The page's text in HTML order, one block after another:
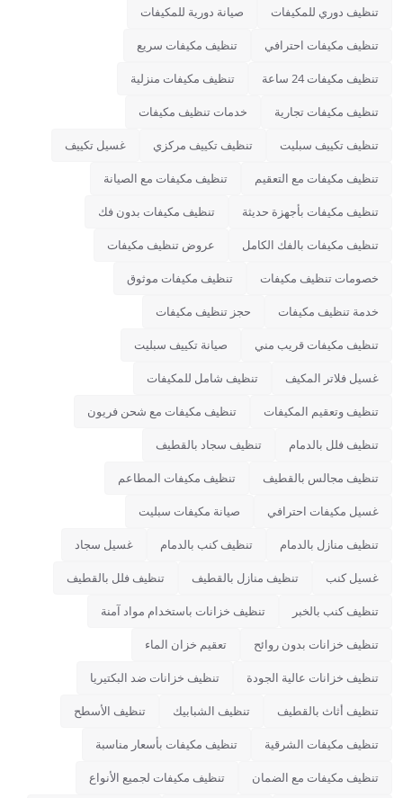
تنظيف دوري للمكيفات صيانة دورية للمكيفات
تنظيف مكيفات احترافي تنظيف مكيفات سريع
تنظيف مكيفات 24 ساعة تنظيف مكيفات منزلية
تنظيف مكيفات تجارية خدمات تنظيف مكيفات
تنظيف تكييف سبليت تنظيف تكييف مركزي غسيل تكييف
تنظيف مكيفات مع التعقيم تنظيف مكيفات مع الصيانة
تنظيف مكيفات بأجهزة حديثة تنظيف مكيفات بدون فك
تنظيف مكيفات بالفك الكامل عروض تنظيف مكيفات
خصومات تنظيف مكيفات تنظيف مكيفات موثوق
خدمة تنظيف مكيفات حجز تنظيف مكيفات
تنظيف مكيفات قريب مني صيانة تكييف سبليت
غسيل فلاتر المكيف تنظيف شامل للمكيفات
تنظيف وتعقيم المكيفات تنظيف مكيفات مع شحن فريون
تنظيف فلل بالدمام تنظيف سجاد بالقطيف
تنظيف مجالس بالقطيف تنظيف مكيفات المطاعم
غسيل مكيفات احترافي صيانة مكيفات سبليت
تنظيف منازل بالدمام تنظيف كنب بالدمام غسيل سجاد
غسيل كنب تنظيف منازل بالقطيف تنظيف فلل بالقطيف
تنظيف كنب بالخبر تنظيف خزانات باستخدام مواد آمنة
تنظيف خزانات بدون روائح تعقيم خزان الماء
تنظيف خزانات عالية الجودة تنظيف خزانات ضد البكتيريا
تنظيف أثاث بالقطيف تنظيف الشبابيك تنظيف الأسطح
تنظيف مكيفات الشرقية تنظيف مكيفات بأسعار مناسبة
تنظيف مكيفات مع الضمان تنظيف مكيفات لجميع الأنواع